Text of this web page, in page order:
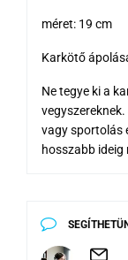
méret: 19 cm
Karkötő
Ne tegye ki a
vagy sportolás
hosszabb ideig